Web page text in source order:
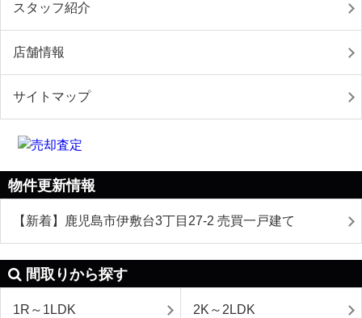
スタッフ紹介
店舗情報
サイトマップ
物件更新情報
【新着】鹿児島市伊敷台3丁目27-2 売買一戸建て
間取りから探す
1R～1LDK 2K～2LDK